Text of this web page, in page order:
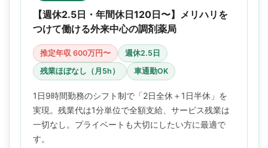
【週休2.5日・年間休日120日〜】メリハリを
つけて働ける外来中心の調剤薬局
推定年収 600万円〜
週休2.5日
残業ほぼなし（月5h）
車通勤OK
1日9時間勤務のシフト制で「2日全休＋1日半休」を
実現。残業代は1分単位で全額支給、サービス残業は
一切なし。プライベートも大切にしたい方に最適で
す。